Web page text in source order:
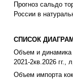
Прогноз сальдо
России в
СПИСОК
Объем и динамика
2021-2кв.2026 гг.,
Объем импорта